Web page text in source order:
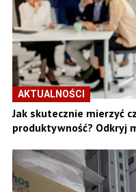
AKTUALNOŚCI
Jak skutecznie mierzyć
produktywność? Odkryj